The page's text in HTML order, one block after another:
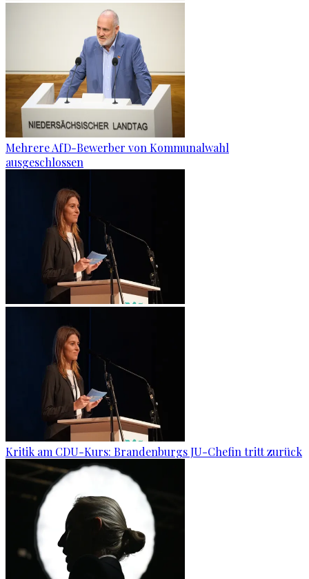
Mehrere AfD-Bewerber von Kommunalwahl
ausgeschlossen
Kritik am CDU-Kurs: Brandenburgs JU-Chefin tritt zurück